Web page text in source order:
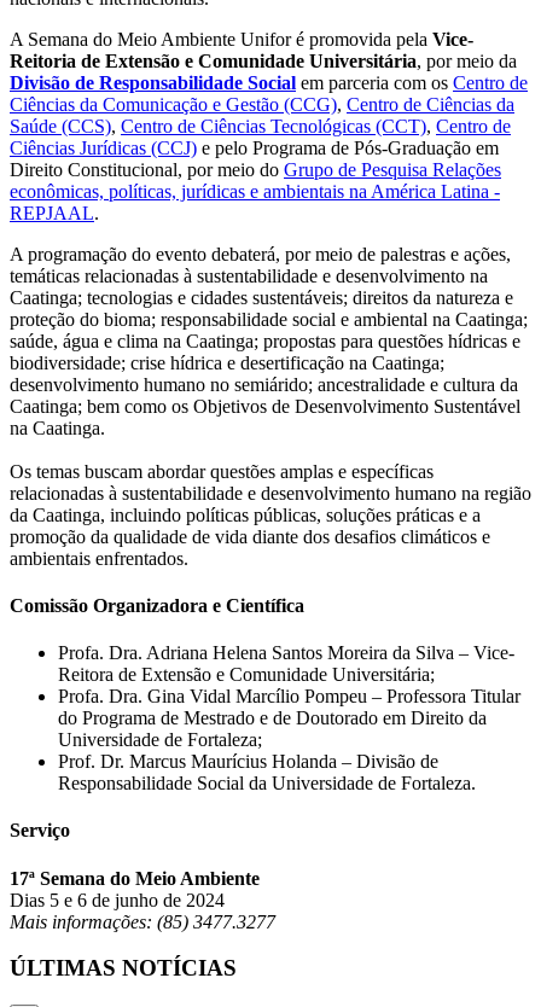
A Semana do Meio Ambiente Unifor é promovida pela Vice-
Reitoria de Extensão e Comunidade Universitária, por meio da
Divisão de Responsabilidade Social em parceria com os Centro de
Ciências da Comunicação e Gestão (CCG), Centro de Ciências da
Saúde (CCS), Centro de Ciências Tecnológicas (CCT), Centro de
Ciências Jurídicas (CCJ) e pelo Programa de Pós-Graduação em
Direito Constitucional, por meio do Grupo de Pesquisa Relações
econômicas, políticas, jurídicas e ambientais na América Latina -
REPJAAL.
A programação do evento debaterá, por meio de palestras e ações,
temáticas relacionadas à sustentabilidade e desenvolvimento na
Caatinga; tecnologias e cidades sustentáveis; direitos da natureza e
proteção do bioma; responsabilidade social e ambiental na Caatinga;
saúde, água e clima na Caatinga; propostas para questões hídricas e
biodiversidade; crise hídrica e desertificação na Caatinga;
desenvolvimento humano no semiárido; ancestralidade e cultura da
Caatinga; bem como os Objetivos de Desenvolvimento Sustentável
na Caatinga.
Os temas buscam abordar questões amplas e específicas
relacionadas à sustentabilidade e desenvolvimento humano na região
da Caatinga, incluindo políticas públicas, soluções práticas e a
promoção da qualidade de vida diante dos desafios climáticos e
ambientais enfrentados.
Comissão Organizadora e Científica
Profa. Dra. Adriana Helena Santos Moreira da Silva – Vice-
Reitora de Extensão e Comunidade Universitária;
Profa. Dra. Gina Vidal Marcílio Pompeu – Professora Titular
do Programa de Mestrado e de Doutorado em Direito da
Universidade de Fortaleza;
Prof. Dr. Marcus Maurícius Holanda – Divisão de
Responsabilidade Social da Universidade de Fortaleza.
Serviço
17ª Semana do Meio Ambiente
Dias 5 e 6 de junho de 2024
Mais informações: (85) 3477.3277
ÚLTIMAS NOTÍCIAS